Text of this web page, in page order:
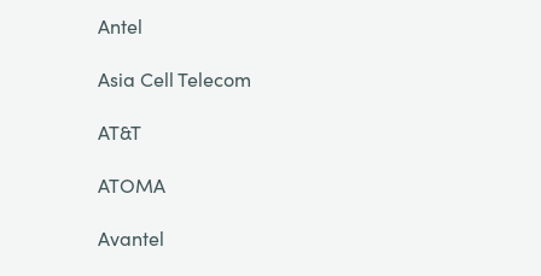
Antel
Asia Cell Telecom
AT&T
ATOMA
Avantel